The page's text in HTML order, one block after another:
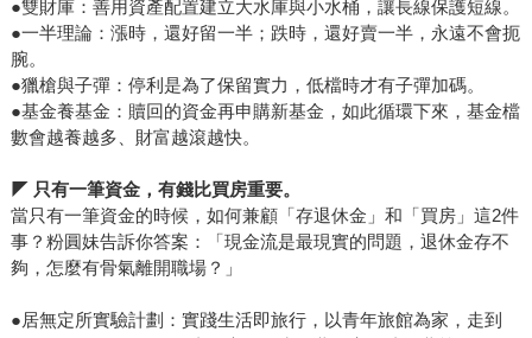
●雙財庫：善用資產配置建立大水庫與小水桶，讓長線保護短線。
●一半理論：漲時，還好留一半；跌時，還好賣一半，永遠不會扼
腕。
●獵槍與子彈：停利是為了保留實力，低檔時才有子彈加碼。
●基金養基金：贖回的資金再申購新基金，如此循環下來，基金檔
數會越養越多、財富越滾越快。
◤ 只有一筆資金，有錢比買房重要。
當只有一筆資金的時候，如何兼顧「存退休金」和「買房」這2件
事？粉圓妹告訴你答案：「現金流是最現實的問題，退休金存不
夠，怎麼有骨氣離開職場？」
●居無定所實驗計劃：實踐生活即旅行，以青年旅館為家，走到